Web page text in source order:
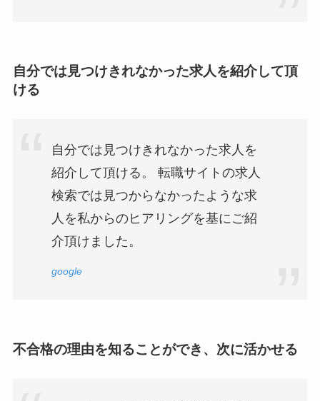
自分では見つけきれなかった求人を紹介して頂
ける
自分では見つけきれなかった求人を
紹介して頂ける。 転職サイトの求人
検索では見つからなかったような求
人を私からのヒアリングを基にご紹
介頂けました。
google
不合格の理由を知ることができ、次に活かせる